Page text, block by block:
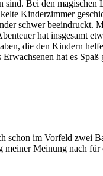
Bei den magischen
Kinderzimmer
schwer beeindruckt.
hat insgesamt
die den Kindern
hat es Spaß
schon im Vorfeld zwei
Meinung nach für